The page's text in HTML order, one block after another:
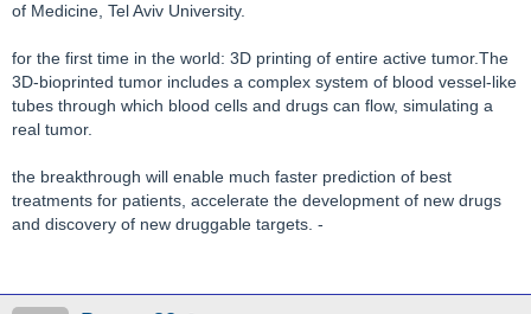
of Medicine, Tel Aviv University.
for the first time in the world: 3D printing of entire active tumor.The
3D-bioprinted tumor includes a complex system of blood vessel-like
tubes through which blood cells and drugs can flow, simulating a
real tumor.
the breakthrough will enable much faster prediction of best
treatments for patients, accelerate the development of new drugs
and discovery of new druggable targets. -